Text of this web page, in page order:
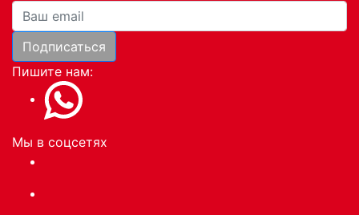
Ваша почта
Подписаться
Пишите нам:
Мы в соцсетях